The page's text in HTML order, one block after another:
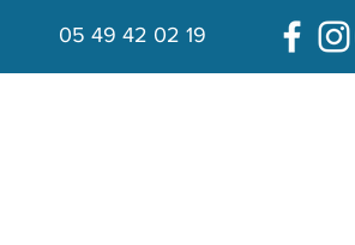
05 49 42 02 19